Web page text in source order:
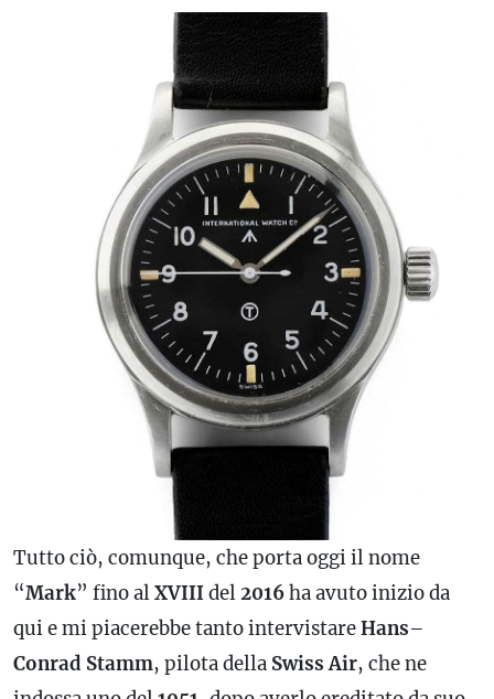
Tutto ciò, comunque, che porta oggi il nome
“Mark” fino alXVIIIdel2016ha avuto inizio da
qui e mi piacerebbe tanto intervistareHans–
Conrad Stamm, pilota della Swiss Air, che ne